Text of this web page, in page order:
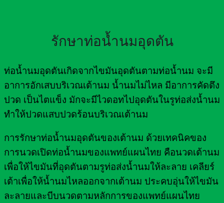
รักษาท่อน้ำนมอุดตัน
ท่อน้ำนมอุดตันเกิดจากไขมันอุดตันตามท่อน้ำนม จะมี
อาการอักเสบบริเวณเต้านม น้ำนมไม่ไหล มีอาการคัดตึง
ปวด เป็นไตแข็ง มักจะมีไวดอทไปอุดตันในรูท่อส่งน้ำนม
ทำให้ปวดแสบปวดร้อนบริเวณเต้านม
การรักษาท่อน้ำนมอุดตันของเต้านม ด้วยเทคนิคของ
การนวดเปิดท่อน้ำนมของแพทย์แผนไทย คือนวดเต้านม
เพื่อให้ไขมันที่อุดตันตามรูท่อส่งน้ำนมให้ละลาย เคลียร์
เต้าเพื่อให้น้ำนมไหลออกจากเต้านม ประคบอุ่นให้ไขมัน
ละลายและบีบนวดตามหลักการของแพทย์แผนไทย